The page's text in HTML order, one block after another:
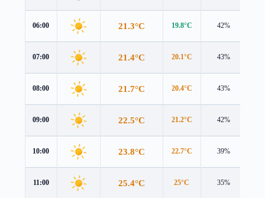
06:00 21.3°C 19.8°C 42%
07:00 21.4°C 20.1°C 43%
08:00 21.7°C 20.4°C 43%
09:00 22.5°C 21.2°C 42%
10:00 23.8°C 22.7°C 39%
11:00 25.4°C 25°C 35%